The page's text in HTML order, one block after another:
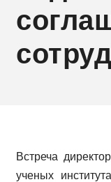
Встреча
ученых